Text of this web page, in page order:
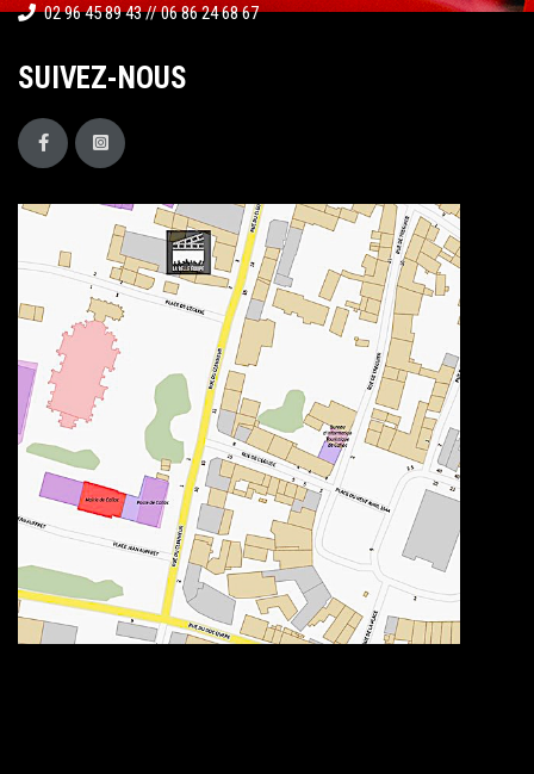
02 96 45 89 43 // 06 86 24 68 67
SUIVEZ-NOUS